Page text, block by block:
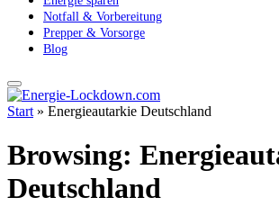
Notfall & Vorbereitung
Prepper & Vorsorge
Blog
Start » Energieautarkie Deutschland
Browsing:
Deutschland